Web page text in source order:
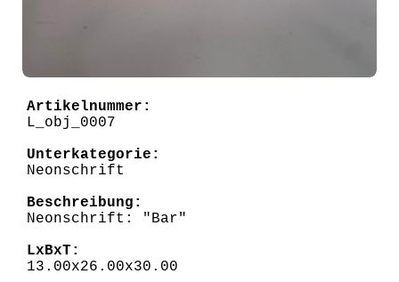
Artikelnummer:
L_obj_0007
Unterkategorie:
Neonschrift
Beschreibung:
Neonschrift: "Bar"
LxBxT:
13.00x26.00x30.00